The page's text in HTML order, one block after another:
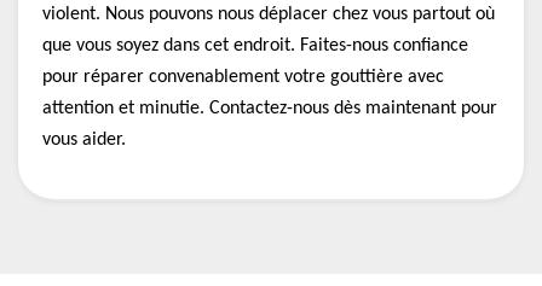
violent. Nous pouvons nous déplacer chez vous partout où
que vous soyez dans cet endroit. Faites-nous confiance
pour réparer convenablement votre gouttière avec
attention et minutie. Contactez-nous dès maintenant pour
vous aider.